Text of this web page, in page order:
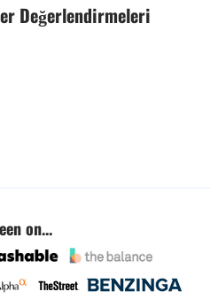
Değerlendirmeleri
on...